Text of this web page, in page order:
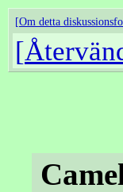
Om detta